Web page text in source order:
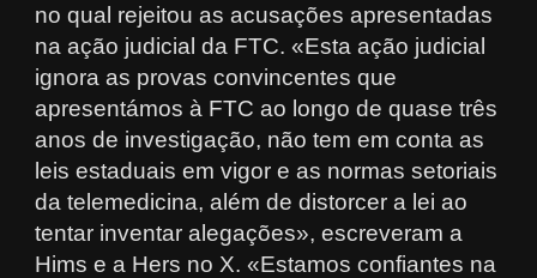
no qual rejeitou as acusações apresentadas
na ação judicial da FTC. «Esta ação judicial
ignora as provas convincentes que
apresentámos à FTC ao longo de quase três
anos de investigação, não tem em conta as
leis estaduais em vigor e as normas setoriais
da telemedicina, além de distorcer a lei ao
tentar inventar alegações», escreveram a
Hims e a Hers no X. «Estamos confiantes na